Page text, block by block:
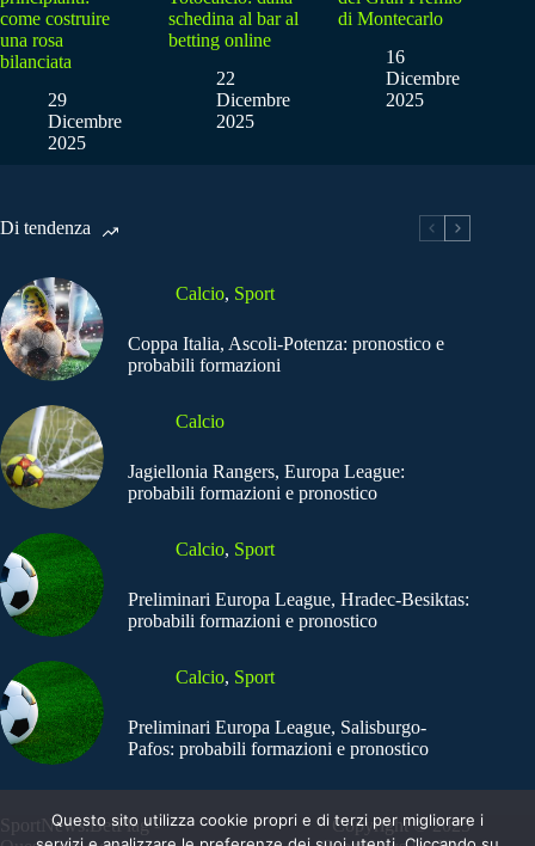
come costruire
una rosa
bilanciata
29
Dicembre
2025
schedina al bar al
betting online
22
Dicembre
2025
di Montecarlo
16
Dicembre
2025
Di tendenza
Calcio, Sport
Coppa Italia, Ascoli-Potenza: pronostico e
probabili formazioni
Calcio
Jagiellonia Rangers, Europa League:
probabili formazioni e pronostico
Calcio, Sport
Preliminari Europa League, Hradec-Besiktas:
probabili formazioni e pronostico
Calcio, Sport
Preliminari Europa League, Salisburgo-
Pafos: probabili formazioni e pronostico
SportNews.BetFlag -
Copyright © 2025
Questo sito utilizza cookie propri e di terzi per migliorare i